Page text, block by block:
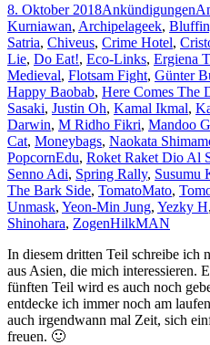
8. Oktober 2018Ankündigungen
Kurniawan, Archipelageek,
Satria, Chiveus, Crime Hotel,
Lie, Do Eat!, Eco-Links, Ergiena
Medieval, Flotsam Fight, Günter
Happy Baobab, Here Comes The
Sasaki, Justin Oh, Kamal Ikmal,
Darwin, M Ridho Fikri, Mandoo
Cat, Moneybags, Naokata
PopcornEdu, Roket Raket Dio Al
Senno Adi, Spring Rally, Susumu
The Bark Side, TomatoMato,
Unmask, Yeon-Min Jung, Yezky H,
Shinohara, ZogenHilkMAN
In diesem dritten Teil schreibe ich
aus Asien, die mich interessieren.
fünften Teil wird es auch noch
entdecke ich immer noch am
auch irgendwann mal Zeit, sich
freuen. 🙂